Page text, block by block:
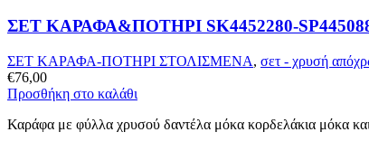
ΣΕΤ ΚΑΡΑΦΑ&ΠΟΤΗΡΙ SK4452280-
ΣΕΤ ΚΑΡΑΦΑ-ΠΟΤΗΡΙ ΣΤΟΛΙΣΜΕΝΑ, σετ - χρυσή
€76,00
Προσθήκη στο καλάθι
Καράφα με φύλλα χρυσού δαντέλα μόκα κορδελάκια μόκα